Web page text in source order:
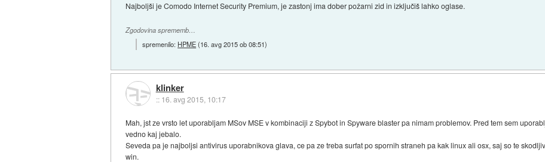
Najboljši je Comodo Internet Security Premium, je zastonj ima dober požarni zid in izključiš lahko oglase.
Zgodovina sprememb…
spremenilo: HPME(16. avg 2015 ob 08:51)
klinker
:: 16. avg 2015, 10:17
Mah, jst ze vrsto let uporabljam MSov MSE v kombinaciji z Spybot in Spyware blaster pa nimam problemov. Pred tem sem
vedno kaj jebalo.
Seveda pa je najboljsi antivirus uporabnikova glava, ce pa ze treba surfat po spornih straneh pa kak linux ali osx, saj so te
win.